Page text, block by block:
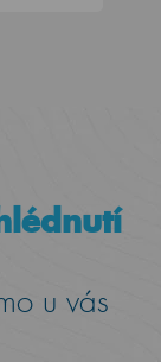
u vás